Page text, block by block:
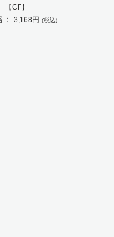
CF】
3,168円 (税込)